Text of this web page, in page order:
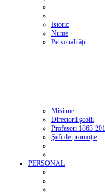
Istoric
Nume
Personalităţi
Misiune
Directorii şcolii
Profesori 1863-
Şefi de promoţie
PERSONAL